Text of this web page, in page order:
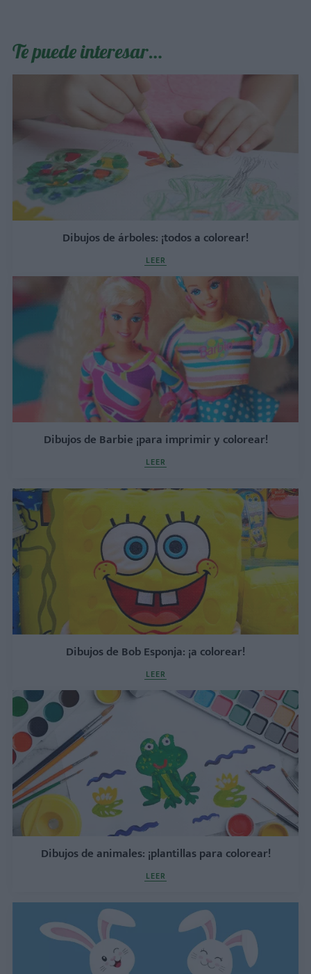
Te puede interesar…
Dibujos de árboles: ¡todos a colorear!
LEER
Dibujos de Barbie ¡para imprimir y colorear!
LEER
Dibujos de Bob Esponja: ¡a colorear!
LEER
Dibujos de animales: ¡plantillas para colorear!
LEER